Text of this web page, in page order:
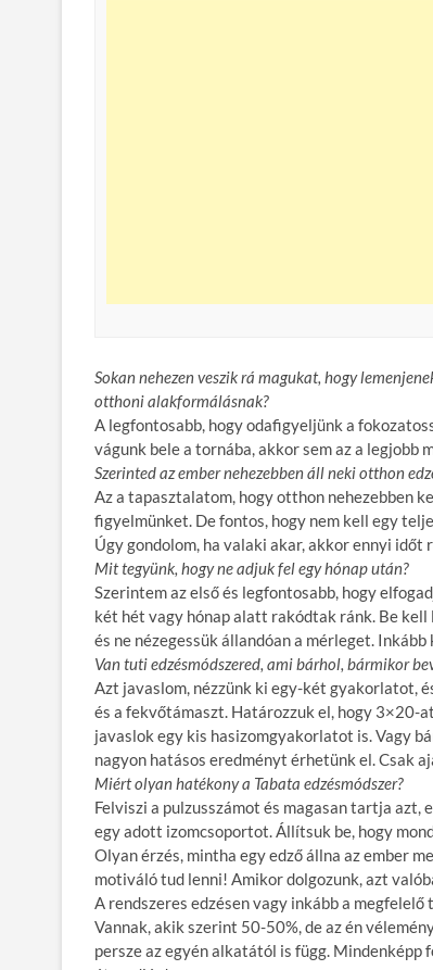
Sokan nehezen veszik rá magukat, hogy
otthoni alakformálásnak?
A legfontosabb, hogy odafigyeljünk a
vágunk bele a tornába, akkor sem az a legjobb
Szerinted az ember nehezebben áll neki otthon
Az a tapasztalatom, hogy otthon nehezebben
figyelmünket. De fontos, hogy nem kell egy
Úgy gondolom, ha valaki akar, akkor ennyi időt
Mit tegyünk, hogy ne adjuk fel egy hónap után?
Szerintem az első és legfontosabb, hogy
két hét vagy hónap alatt rakódtak ránk. Be
és ne nézegessük állandóan a mérleget.
Van tuti edzésmódszered, ami bárhol, bármikor
Azt javaslom, nézzünk ki egy-két gyakorlatot,
és a fekvőtámaszt. Határozzuk el, hogy 3×20-
javaslok egy kis hasizomgyakorlatot is. Vagy
nagyon hatásos eredményt érhetünk el. Csak
Miért olyan hatékony a Tabata edzésmódszer?
Felviszi a pulzusszámot és magasan tartja
egy adott izomcsoportot. Állítsuk be, hogy
Olyan érzés, mintha egy edző állna az ember
motiváló tud lenni! Amikor dolgozunk, azt
A rendszeres edzésen vagy inkább a
Vannak, akik szerint 50-50%, de az én
persze az egyén alkatától is függ.